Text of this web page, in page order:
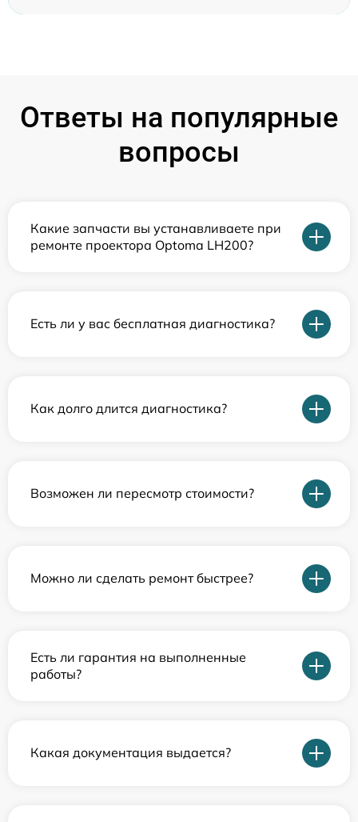
Ответы на популярные
вопросы
Какие запчасти вы устанавливаете при
ремонте проектора Optoma LH200?
Есть ли у вас бесплатная диагностика?
Как долго длится диагностика?
Возможен ли пересмотр стоимости?
Можно ли сделать ремонт быстрее?
Есть ли гарантия на выполненные
работы?
Какая документация выдается?